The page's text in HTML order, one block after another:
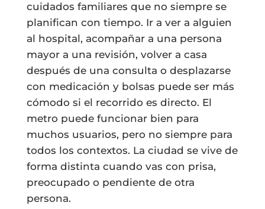
cuidados familiares que no siempre se
planifican con tiempo. Ir a ver a alguien
al hospital, acompañar a una persona
mayor a una revisión, volver a casa
después de una consulta o desplazarse
con medicación y bolsas puede ser más
cómodo si el recorrido es directo. El
metro puede funcionar bien para
muchos usuarios, pero no siempre para
todos los contextos. La ciudad se vive de
forma distinta cuando vas con prisa,
preocupado o pendiente de otra
persona.